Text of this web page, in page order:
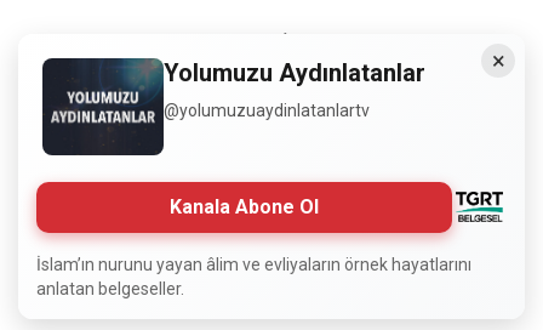
Copyright © 2008 - Dinimiz İslam. Her Hakkı Saklıdır.
Sitemizdeki bilgiler, bütün insanların istifadesi için
hazırlanmıştır. Orijinaline sadık kalmak şartıyla, izin
almaya gerek kalmadan, herkes istediği gibi alıp istifade
edebilir.
Normal Siteyi Göster
×
Yolumuzu Aydınlatanlar
@yolumuzuaydinlatanlartv
Kanala Abone Ol
İslam’ın nurunu yayan âlim ve evliyaların örnek hayatlarını
anlatan belgeseller.